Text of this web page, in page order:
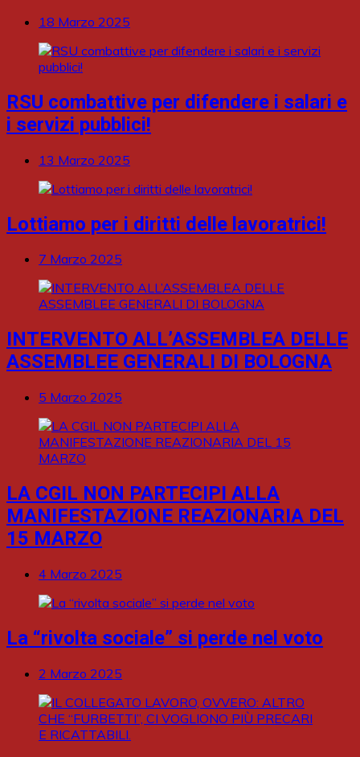
18 Marzo 2025
RSU combattive per difendere i salari e
i servizi pubblici!
13 Marzo 2025
Lottiamo per i diritti delle lavoratrici!
7 Marzo 2025
INTERVENTO ALL’ASSEMBLEA DELLE
ASSEMBLEE GENERALI DI BOLOGNA
5 Marzo 2025
LA CGIL NON PARTECIPI ALLA
MANIFESTAZIONE REAZIONARIA DEL
15 MARZO
4 Marzo 2025
La “rivolta sociale” si perde nel voto
2 Marzo 2025